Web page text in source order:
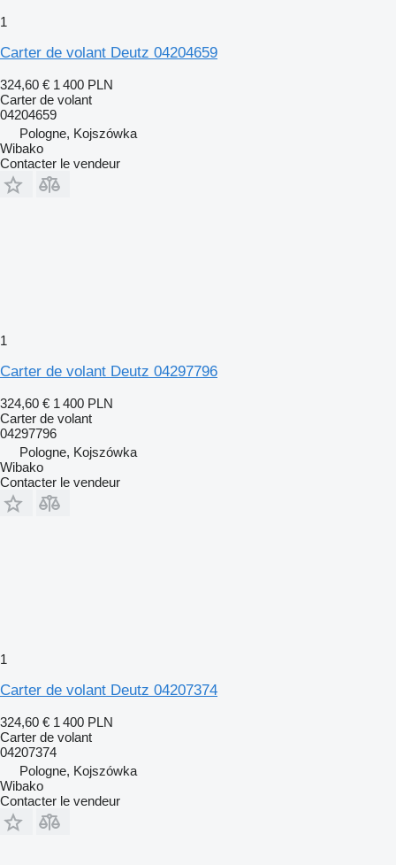
1
Carter de volant Deutz 04204659
324,60 € 1 400 PLN
Carter de volant
04204659
Pologne, Kojszówka
Wibako
Contacter le vendeur
1
Carter de volant Deutz 04297796
324,60 € 1 400 PLN
Carter de volant
04297796
Pologne, Kojszówka
Wibako
Contacter le vendeur
1
Carter de volant Deutz 04207374
324,60 € 1 400 PLN
Carter de volant
04207374
Pologne, Kojszówka
Wibako
Contacter le vendeur